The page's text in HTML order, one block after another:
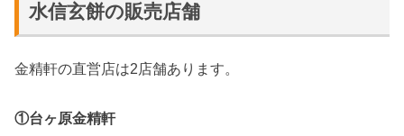
水信玄餅の販売店舗
金精軒の直営店は2店舗あります。
①台ヶ原金精軒